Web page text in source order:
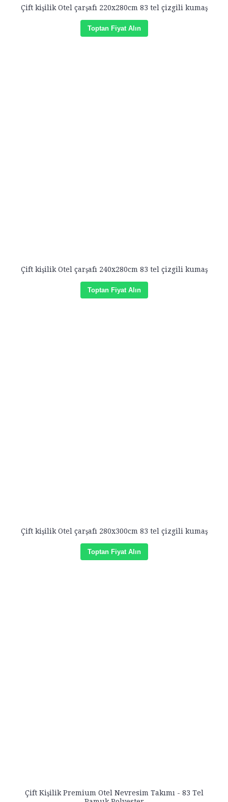
Çift kişilik Otel çarşafı 220x280cm 83 tel çizgili kumaş
Toptan Fiyat Alın
Çift kişilik Otel çarşafı 240x280cm 83 tel çizgili kumaş
Toptan Fiyat Alın
Çift kişilik Otel çarşafı 280x300cm 83 tel çizgili kumaş
Toptan Fiyat Alın
Çift Kişilik Premium Otel Nevresim Takımı - 83 Tel